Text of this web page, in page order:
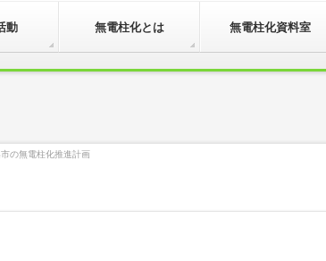
動 無電柱化とは 無電柱化資料室
の無電柱化推進計画